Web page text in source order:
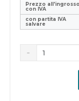
Prezzo all'ingrosso
con IVA
con partita IVA
salvare